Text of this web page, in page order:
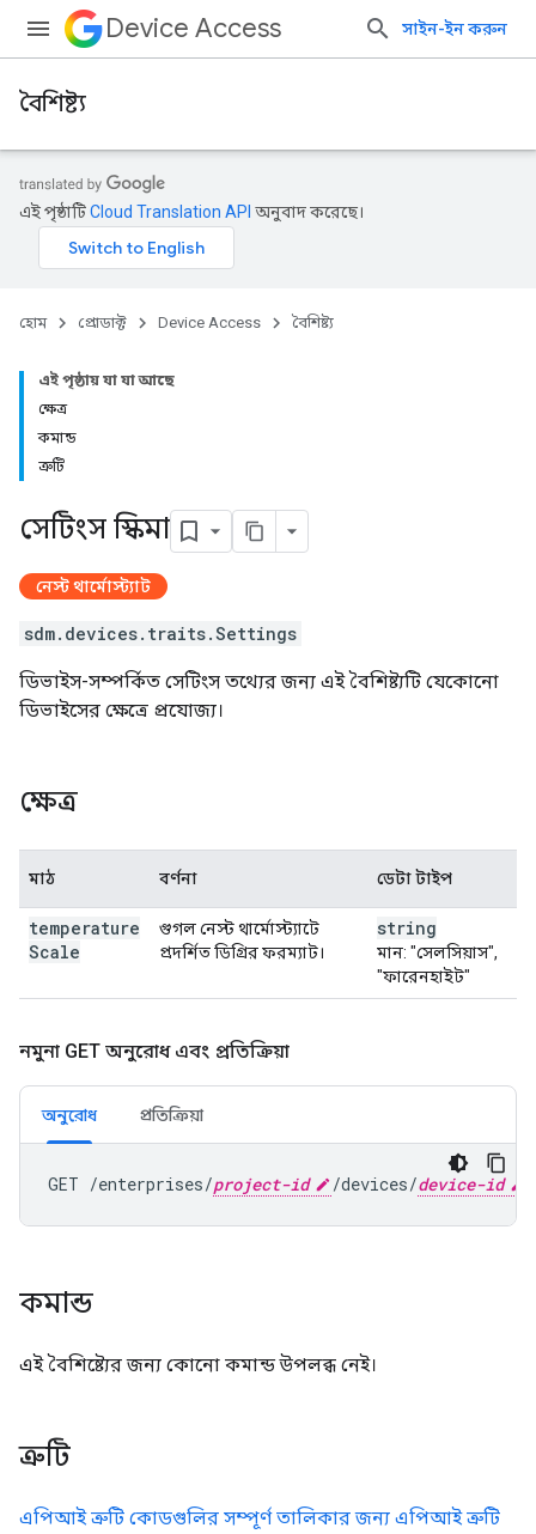
Device Access সাইন-ইন করুন
বৈশিষ্ট্য
এই পৃষ্ঠাটিCloud Translation API অনুবাদ করেছে।
হোম প্রোডাক্ট Device Access বৈশিষ্ট্য
এই পৃষ্ঠায় যা যা আছে
ক্ষেত্র
কমান্ড
ত্রুটি
সেটিংস স্কিমা
নেস্ট থার্মোস্ট্যাট
sdm.devices.traits.Settings
ডিভাইস-সম্পর্কিত সেটিংস তথ্যের জন্য এই বৈশিষ্ট্যটি যেকোনো
ডিভাইসের ক্ষেত্রে প্রযোজ্য।
ক্ষেত্র
মাঠ বর্ণনা ডেটা টাইপ
temperature
Scale
গুগল নেস্ট থার্মোস্ট্যাটে
প্রদর্শিত ডিগ্রির ফরম্যাট।
string
মান: "সেলসিয়াস",
"ফারেনহাইট"
নমুনা GET অনুরোধ এবং প্রতিক্রিয়া
অনুরোধ প্রতিক্রিয়া
GET /enterprises/project-id /devices/device-id
কমান্ড
এই বৈশিষ্ট্যের জন্য কোনো কমান্ড উপলব্ধ নেই।
ত্রুটি
এপিআই ত্রুটি কোডগুলির সম্পূর্ণ তালিকার জন্য এপিআই ত্রুটি